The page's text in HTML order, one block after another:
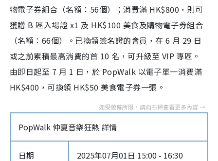
物電子券組合（名額：56個）；消費滿 HK$800，則可
獲贈 B 區入場證 x1 及 HK$100 美食及購物電子券組合
（名額：66個）。已換領簽名證的會員，在 6 月 29 日
或之前累積最高消費的首 10 名，可升級至 VIP 專區。
由即日起至 7 月 1 日，於 PopWalk 以電子單一消費滿
HK$400，可換領 HK$50 美食電子券一張。
PopWalk 仲夏音樂狂熱 詳情
日期 2025年07月01日 15:00 - 16:30